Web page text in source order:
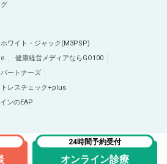
24時間予約受付
オンライン診療
ワイト・ジャック(M3PSP)
健康経営メディアならGO100
ートナーズ
レスチェック+plus
ンのEAP
イフ） 肥満症総合サイトならひまんラボ